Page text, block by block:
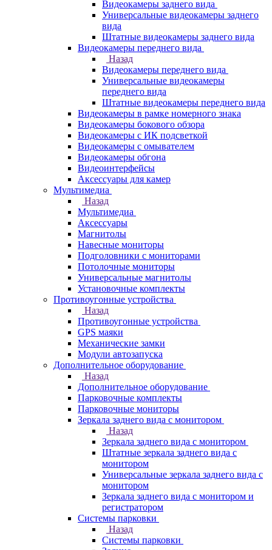
Видеокамеры заднего вида
Универсальные видеокамеры заднего
вида
Штатные видеокамеры заднего вида
Видеокамеры переднего вида
Назад
Видеокамеры переднего вида
Универсальные видеокамеры
переднего вида
Штатные видеокамеры переднего вида
Видеокамеры в рамке номерного знака
Видеокамеры бокового обзора
Видеокамеры с ИК подсветкой
Видеокамеры с омывателем
Видеокамеры обгона
Видеоинтерфейсы
Аксессуары для камер
Мультимедиа
Назад
Мультимедиа
Аксессуары
Магнитолы
Навесные мониторы
Подголовники с мониторами
Потолочные мониторы
Универсальные магнитолы
Установочные комплекты
Противоугонные устройства
Назад
Противоугонные устройства
GPS маяки
Механические замки
Модули автозапуска
Дополнительное оборудование
Назад
Дополнительное оборудование
Парковочные комплекты
Парковочные мониторы
Зеркала заднего вида с монитором
Назад
Зеркала заднего вида с монитором
Штатные зеркала заднего вида с
монитором
Универсальные зеркала заднего вида с
монитором
Зеркала заднего вида с монитором и
регистратором
Системы парковки
Назад
Системы парковки